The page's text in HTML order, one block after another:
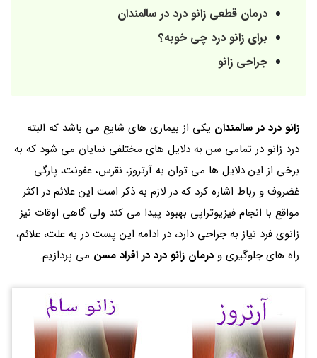
درمان قطعی زانو درد در سالمندان
برای زانو درد چی خوبه؟
جراحی زانو
زانو درد در سالمندان یکی از بیماری های شایع می باشد که البته
درد زانو در تمامی سن به دلایل های مختلفی نمایان می شود که به
برخی از این دلایل ها می توان به آرتروز، نقرس، عفونت، پارگی
غضروف و رباط اشاره کرد که در لازم به ذکر است این علائم در اکثر
مواقع با انجام فیزیوتراپی بهبود پیدا می کند ولی گاهی اوقات نیز
زانوی فرد نیاز به جراحی دارد، در ادامه این پست در به علت، علائم،
راه های جلوگیری و درمان زانو درد در افراد مسن می پردازیم.